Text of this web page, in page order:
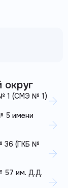
округ
1 (СМЭ № 1)
5 имени
36 (ГКБ №
57 им. Д.Д.